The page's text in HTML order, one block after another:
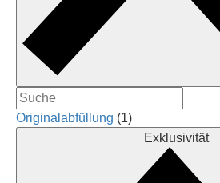
Originalabfüllung (1)
Exklusivität